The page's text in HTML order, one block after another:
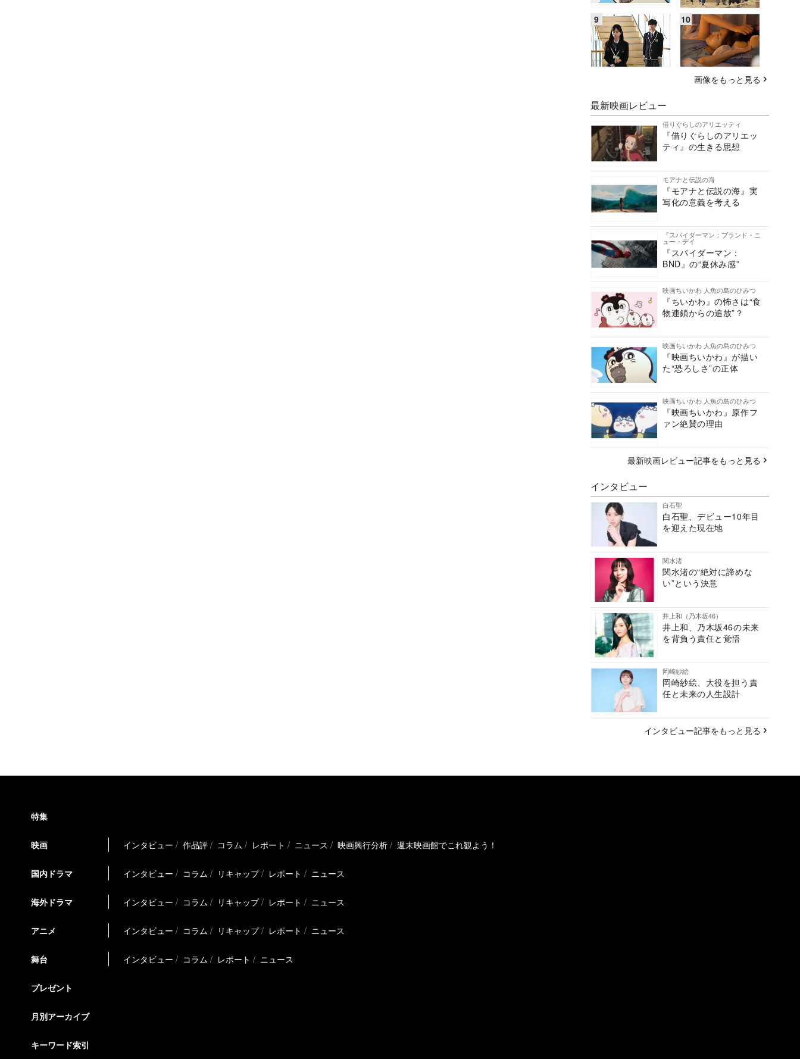
画像をもっと見る
最新映画レビュー
借りぐらしのアリエッティ
『借りぐらしのアリエッ
ティ』の生きる思想
モアナと伝説の海
『モアナと伝説の海』実
写化の意義を考える
『スパイダーマン：ブランド・ニ
ュー・デイ
『スパイダーマン：
BND』の“夏休み感”
映画ちいかわ 人魚の島のひみつ
『ちいかわ』の怖さは“食
物連鎖からの追放”？
映画ちいかわ 人魚の島のひみつ
『映画ちいかわ』が描い
た“恐ろしさ”の正体
映画ちいかわ 人魚の島のひみつ
『映画ちいかわ』原作フ
ァン絶賛の理由
最新映画レビュー記事をもっと見る
インタビュー
白石聖
白石聖、デビュー10年目
を迎えた現在地
関水渚
関水渚の“絶対に諦めな
い”という決意
井上和（乃木坂46）
井上和、乃木坂46の未来
を背負う責任と覚悟
岡崎紗絵
岡崎紗絵、大役を担う責
任と未来の人生設計
インタビュー記事をもっと見る
特集
映画 インタビュー 作品評 コラム レポート ニュース 映画興行分析 週末映画館でこれ観よう！
国内ドラマ インタビュー コラム リキャップ レポート ニュース
海外ドラマ インタビュー コラム リキャップ レポート ニュース
アニメ インタビュー コラム リキャップ レポート ニュース
舞台 インタビュー コラム レポート ニュース
プレゼント
月別アーカイブ
キーワード索引